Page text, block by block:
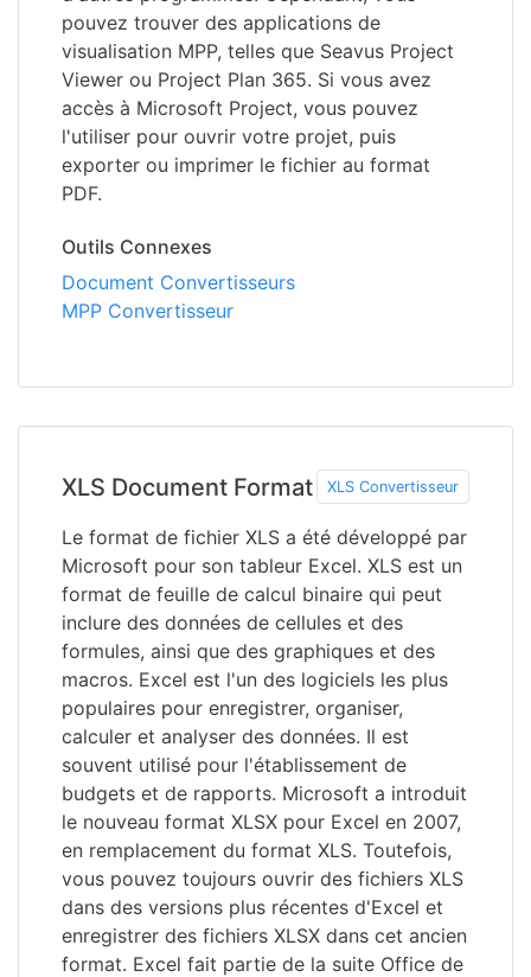
pouvez trouver des applications de
visualisation MPP, telles que Seavus Project
Viewer ou Project Plan 365. Si vous avez
accès à Microsoft Project, vous pouvez
l'utiliser pour ouvrir votre projet, puis
exporter ou imprimer le fichier au format
PDF.
Outils Connexes
Document Convertisseurs
MPP Convertisseur
XLS Document Format XLS Convertisseur
Le format de fichier XLS a été développé par
Microsoft pour son tableur Excel. XLS est un
format de feuille de calcul binaire qui peut
inclure des données de cellules et des
formules, ainsi que des graphiques et des
macros. Excel est l'un des logiciels les plus
populaires pour enregistrer, organiser,
calculer et analyser des données. Il est
souvent utilisé pour l'établissement de
budgets et de rapports. Microsoft a introduit
le nouveau format XLSX pour Excel en 2007,
en remplacement du format XLS. Toutefois,
vous pouvez toujours ouvrir des fichiers XLS
dans des versions plus récentes d'Excel et
enregistrer des fichiers XLSX dans cet ancien
format. Excel fait partie de la suite Office de